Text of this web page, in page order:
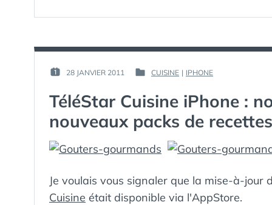
PUBLIÉ
28 JANVIER 2011
PAR :
PUBLIÉ
CUISINE | IPHONE
TéléStar Cuisine iPhone :
nouveaux packs de recettes
Je voulais vous signaler que la mise-à-jour
Cuisine était disponible via l'AppStore.